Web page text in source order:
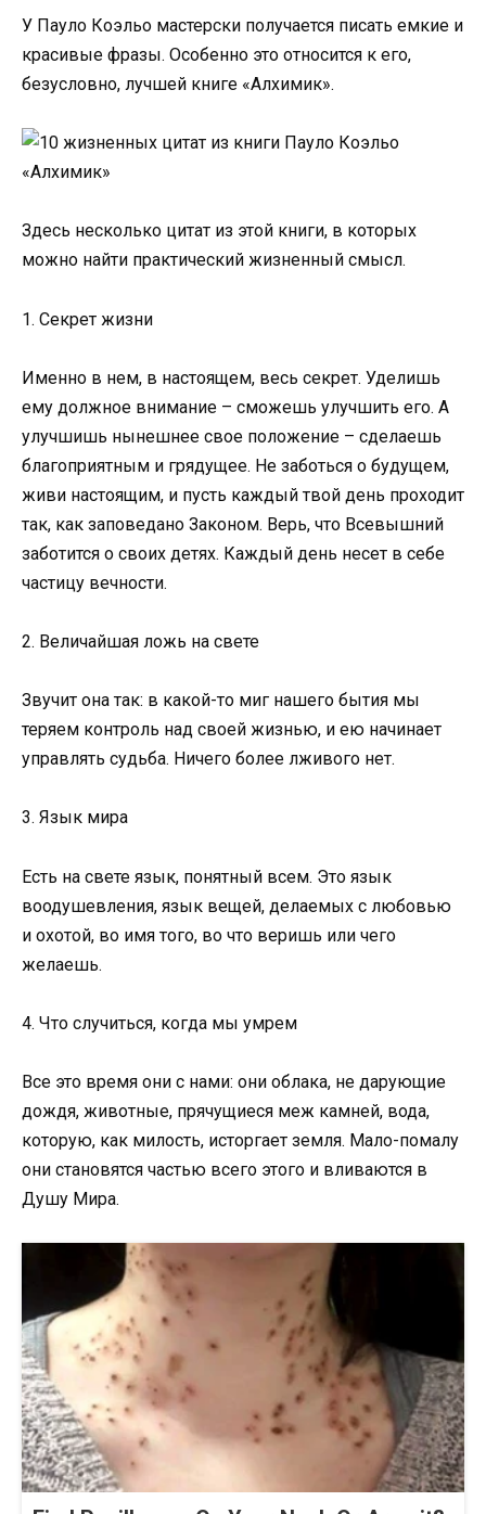
У Пауло Коэльо мастерски получается писать емкие и
красивые фразы. Особенно это относится к его,
безусловно, лучшей книге «Алхимик».
Здесь несколько цитат из этой книги, в которых
можно найти практический жизненный смысл.
1. Секрет жизни
Именно в нем, в настоящем, весь секрет. Уделишь
ему должное внимание – сможешь улучшить его. А
улучшишь нынешнее свое положение – сделаешь
благоприятным и грядущее. Не заботься о будущем,
живи настоящим, и пусть каждый твой день проходит
так, как заповедано Законом. Верь, что Всевышний
заботится о своих детях. Каждый день несет в себе
частицу вечности.
2. Величайшая ложь на свете
Звучит она так: в какой-то миг нашего бытия мы
теряем контроль над своей жизнью, и ею начинает
управлять судьба. Ничего более лживого нет.
3. Язык мира
Есть на свете язык, понятный всем. Это язык
воодушевления, язык вещей, делаемых с любовью
и охотой, во имя того, во что веришь или чего
желаешь.
4. Что случиться, когда мы умрем
Все это время они с нами: они облака, не дарующие
дождя, животные, прячущиеся меж камней, вода,
которую, как милость, исторгает земля. Мало-помалу
они становятся частью всего этого и вливаются в
Душу Мира.